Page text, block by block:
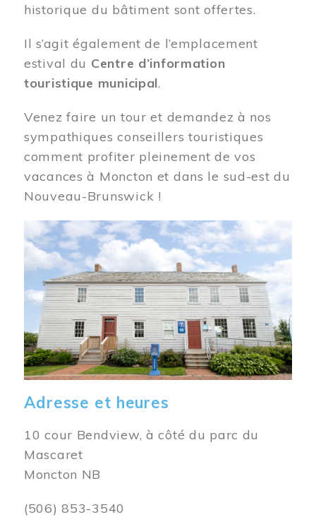
historique du bâtiment sont offertes.
Il s’agit également de l’emplacement
estival du Centre d’information
touristique municipal.
Venez faire un tour et demandez à nos
sympathiques conseillers touristiques
comment profiter pleinement de vos
vacances à Moncton et dans le sud-est du
Nouveau-Brunswick !
Image
Adresse et heures
10 cour Bendview, à côté du parc du
Mascaret
Moncton NB
(506) 853-3540